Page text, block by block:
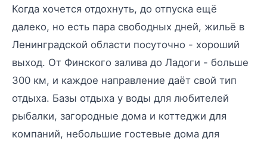
Когда хочется отдохнуть, до отпуска ещё
далеко, но есть пара свободных дней, жильё в
Ленинградской области посуточно - хороший
выход. От Финского залива до Ладоги - больше
300 км, и каждое направление даёт свой тип
отдыха. Базы отдыха у воды для любителей
рыбалки, загородные дома и коттеджи для
компаний, небольшие гостевые дома для